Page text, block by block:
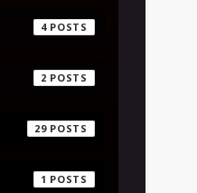
4
2
29
1